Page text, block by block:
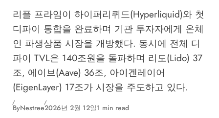
리플 프라임이 하이퍼리퀴드(Hyperliquid)와 첫
디파이 통합을 완료하며 기관 투자자에게 온체
인 파생상품 시장을 개방했다. 동시에 전체 디
파이 TVL은 140조원을 돌파하며 리도(Lido) 37
조, 에이브(Aave) 36조, 아이겐레이어
(EigenLayer) 17조가 시장을 주도하고 있다.
ByNestree2026년 2월 12일1 min read